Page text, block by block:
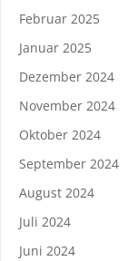
Februar 2025
Januar 2025
Dezember 2024
November 2024
Oktober 2024
September 2024
August 2024
Juli 2024
Juni 2024